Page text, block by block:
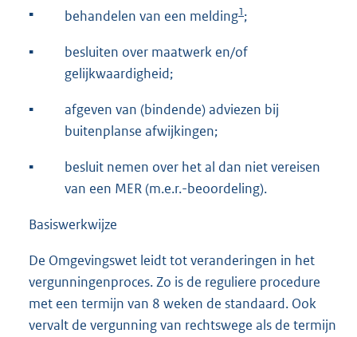
▪ behandelen van een melding1;
▪
besluiten over maatwerk en/of
gelijkwaardigheid;
▪
afgeven van (bindende) adviezen bij
buitenplanse afwijkingen;
▪
besluit nemen over het al dan niet vereisen
van een MER (m.e.r.-beoordeling).
Basiswerkwijze
De Omgevingswet leidt tot veranderingen in het
vergunningenproces. Zo is de reguliere procedure
met een termijn van 8 weken de standaard. Ook
vervalt de vergunning van rechtswege als de termijn